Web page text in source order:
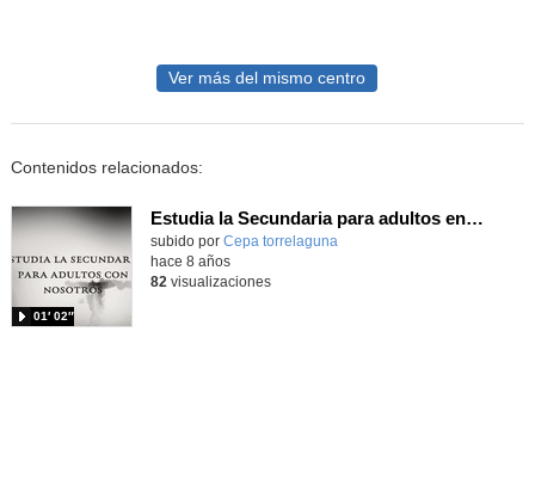
Ver más del mismo centro
Contenidos relacionados:
Estudia la Secundaria para adultos en el CEPA Sierra Norte
subido por Cepa torrelaguna
01′ 02″
hace 8 años
82 visualizaciones